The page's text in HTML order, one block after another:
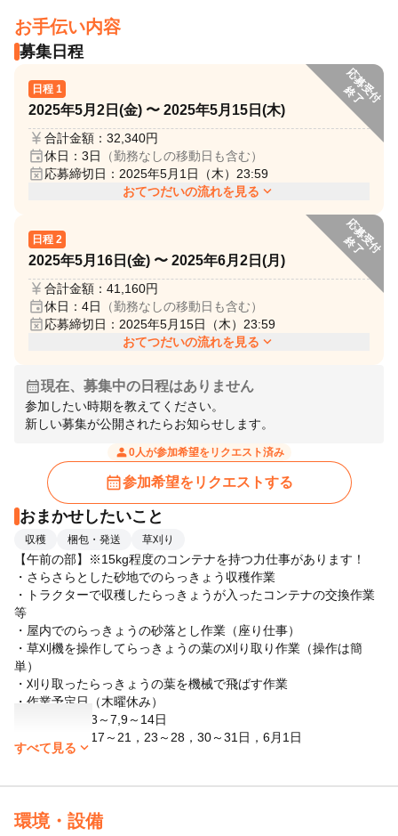
お手伝い内容
募集日程
応
募
受
付
終
了
日程 1
2025年5月2日(金) 〜 2025年5月15日(木)
currency_yen 合計金額：32,340円
event休日：3日 （勤務なしの移動日も含む）
event_busy応募締切日：2025年5月1日（木）23:59
おてつだいの流れを見る expand_more
応
募
受
付
終
了
日程 2
2025年5月16日(金) 〜 2025年6月2日(月)
currency_yen 合計金額：41,160円
event休日：4日 （勤務なしの移動日も含む）
event_busy応募締切日：2025年5月15日（木）23:59
おてつだいの流れを見る expand_more
calendar_month現在、募集中の日程はありません
参加したい時期を教えてください。
person0人が参加希望をリクエスト済み
calendar_month参加希望をリクエストする
おまかせしたいこと
収穫 梱包・発送 草刈り
【午前の部】※15kg程度のコンテナを持つ力仕事があります！
・さらさらとした砂地でのらっきょう収穫作業
・トラクターで収穫したらっきょうが入ったコンテナの交換作業
等
・屋内でのらっきょうの砂落とし作業（座り仕事）
・草刈機を操作してらっきょうの葉の刈り取り作業（操作は簡
単）
・刈り取ったらっきょうの葉を機械で飛ばす作業
・作業予定日（木曜休み）
日程1：5月3～7,9～14日
日程2：5月17～21，23～28，30～31日，6月1日
・屋内でのらっきょうの選別作業（座り仕事）
→粒の大きさによってコンテナに分ける作業です
・屋内でのらっきょうの砂落とし作業（座り仕事）
すべて見る expand_more
環境・設備